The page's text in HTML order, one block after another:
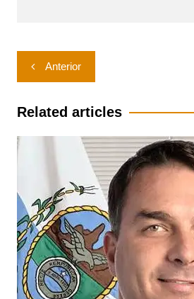
Navegação
de
Post
Anterior
Related articles